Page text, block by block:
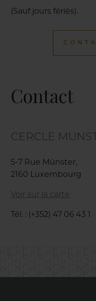
(Sauf jours fériés).
Contact
CERCLE
5-7 Rue Münster,
2160 Luxembourg
Voir sur la carte
Tél. : (+352) 47 06 43 1